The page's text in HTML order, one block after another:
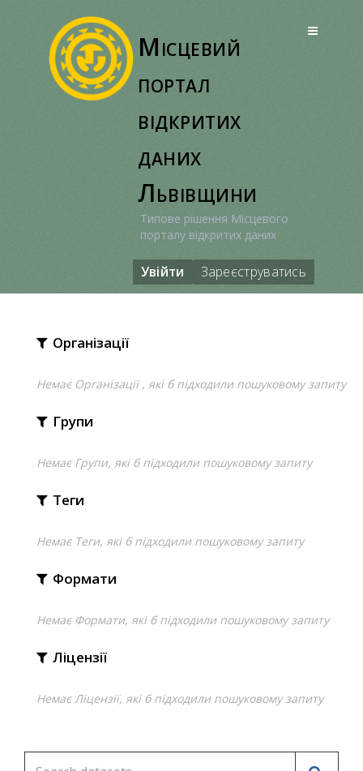
Місцевий
портал
відкритих
даних
Львівщини
Типове рішення Місцевого
порталу відкритих даних
Увійти Зареєструватись
Організації
Немає Організації , які б підходили пошуковому запиту
Групи
Немає Групи, які б підходили пошуковому запиту
Теги
Немає Теги, які б підходили пошуковому запиту
Формати
Немає Формати, які б підходили пошуковому запиту
Ліцензії
Немає Ліцензії, які б підходили пошуковому запиту